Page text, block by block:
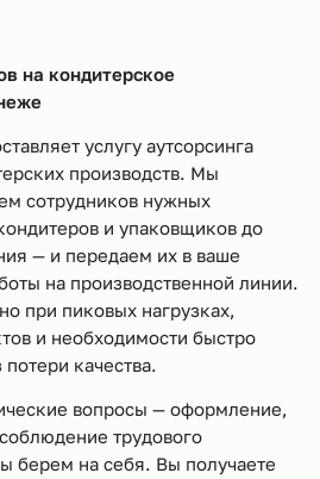
на кондитерское
услугу аутсорсинга
производств. Мы
сотрудников нужных
и упаковщиков до
— и передаем их в ваше
на производственной линии.
при пиковых нагрузках,
и необходимости быстро
качества.
вопросы — оформление,
трудового
берем на себя. Вы получаете